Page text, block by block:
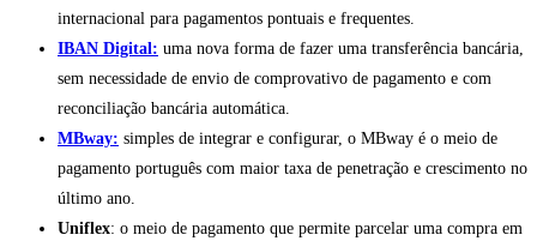
internacional para pagamentos pontuais e frequentes.
IBAN Digital: uma nova forma de fazer uma transferência bancária,
sem necessidade de envio de comprovativo de pagamento e com
reconciliação bancária automática.
MBway: simples de integrar e configurar, o MBway é o meio de
pagamento português com maior taxa de penetração e crescimento no
último ano.
Uniflex: o meio de pagamento que permite parcelar uma compra em